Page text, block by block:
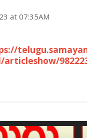
at 07:35AM